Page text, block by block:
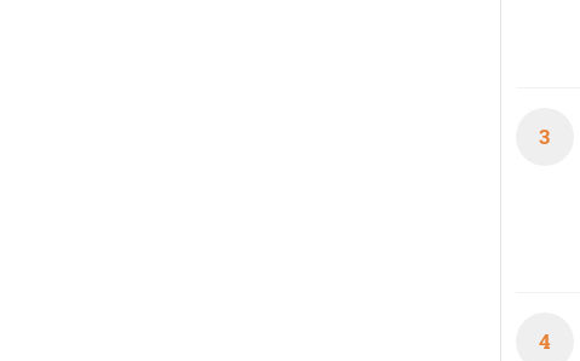
3
4